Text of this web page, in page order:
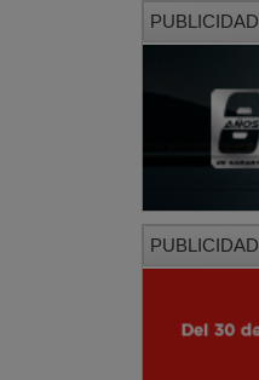
PUBLICIDAD
PUBLICIDAD